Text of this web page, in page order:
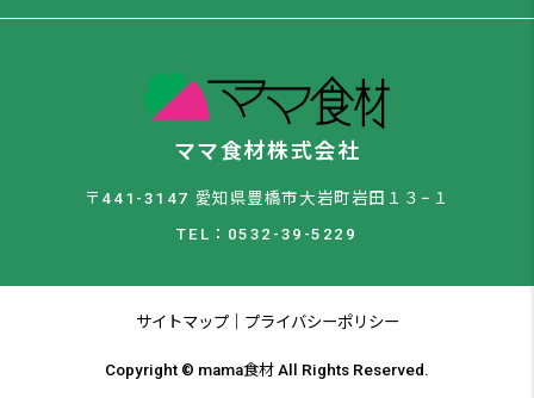
ママ食材株式会社
〒441-3147 愛知県豊橋市大岩町岩田１３−１
TEL：0532-39-5229
サイトマップ｜ プライバシーポリシー
Copyright © mama食材 All Rights Reserved.